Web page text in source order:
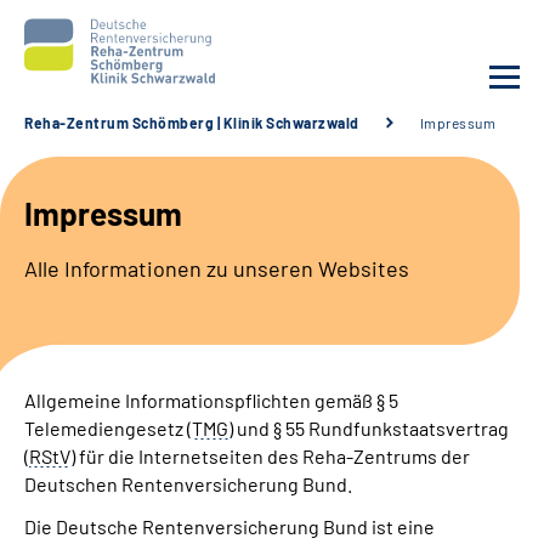
Unsere Klinik
Unsere Angebote
Sozialdienste & Zuweisende
Suche
Reha-Zentrum Schömberg | Klinik Schwarzwald Impressum
Impressum
Alle Informationen zu unseren Websites
Allgemeine Informationspflichten gemäß § 5
Telemediengesetz (TMG) und § 55 Rundfunkstaatsvertrag
(RStV) für die Internetseiten des Reha-Zentrums der
Deutschen Rentenversicherung Bund.
Die Deutsche Rentenversicherung Bund ist eine